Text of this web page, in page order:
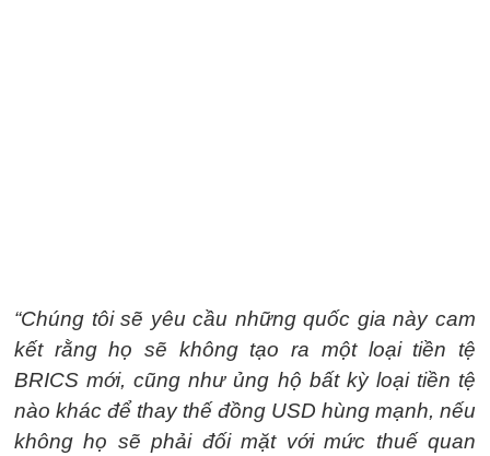
“Chúng tôi sẽ yêu cầu những quốc gia này cam
kết rằng họ sẽ không tạo ra một loại tiền tệ
BRICS mới, cũng như ủng hộ bất kỳ loại tiền tệ
nào khác để thay thế đồng USD hùng mạnh, nếu
không họ sẽ phải đối mặt với mức thuế quan